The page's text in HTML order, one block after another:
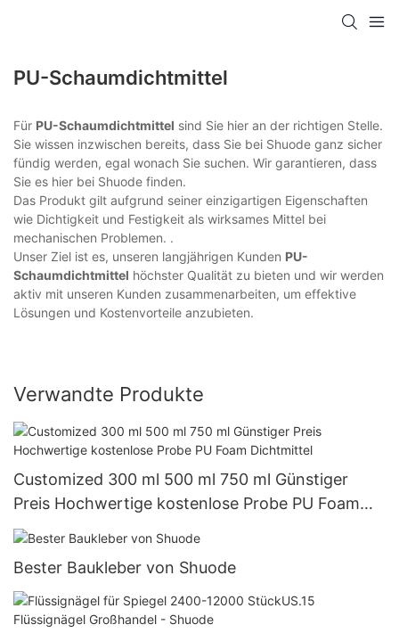
PU-Schaumdichtmittel
Für PU-Schaumdichtmittel sind Sie hier an der richtigen Stelle.
Sie wissen inzwischen bereits, dass Sie bei Shuode ganz sicher
fündig werden, egal wonach Sie suchen. Wir garantieren, dass
Sie es hier bei Shuode finden.
Das Produkt gilt aufgrund seiner einzigartigen Eigenschaften
wie Dichtigkeit und Festigkeit als wirksames Mittel bei
mechanischen Problemen. .
Unser Ziel ist es, unseren langjährigen Kunden PU-
Schaumdichtmittel höchster Qualität zu bieten und wir werden
aktiv mit unseren Kunden zusammenarbeiten, um effektive
Lösungen und Kostenvorteile anzubieten.
Verwandte Produkte
Customized 300 ml 500 ml 750 ml Günstiger
Preis Hochwertige kostenlose Probe PU Foam
Dichtmittel
Bester Baukleber von Shuode